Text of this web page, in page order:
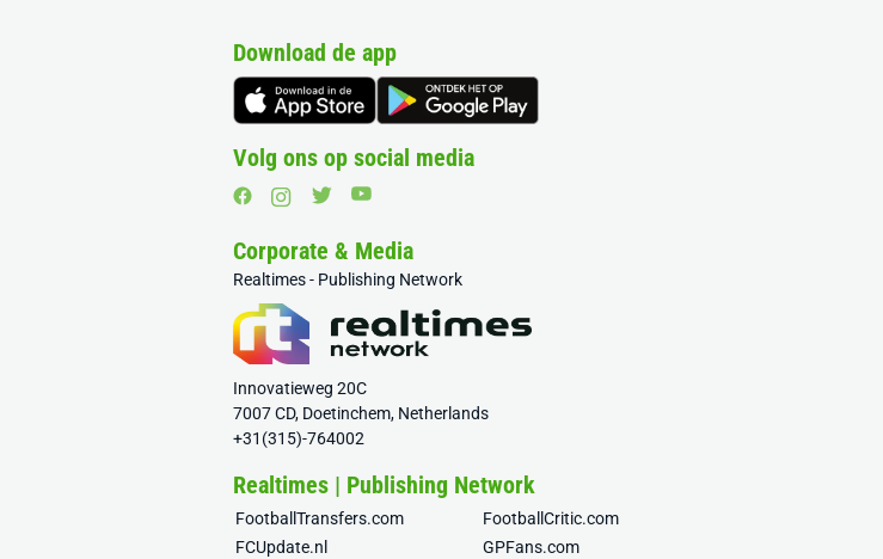
Download de app
Volg ons op social media
Corporate & Media
Realtimes - Publishing Network
Innovatieweg 20C
7007 CD, Doetinchem, Netherlands
+31(315)-764002
Realtimes | Publishing Network
FootballTransfers.com
FootballCritic.com
FCUpdate.nl
GPFans.com